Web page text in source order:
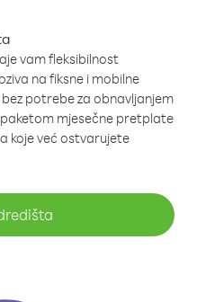
vam fleksibilnost
na fiksne i mobilne
potrebe za obnavljanjem
mjesečne pretplate
koje već ostvarujete